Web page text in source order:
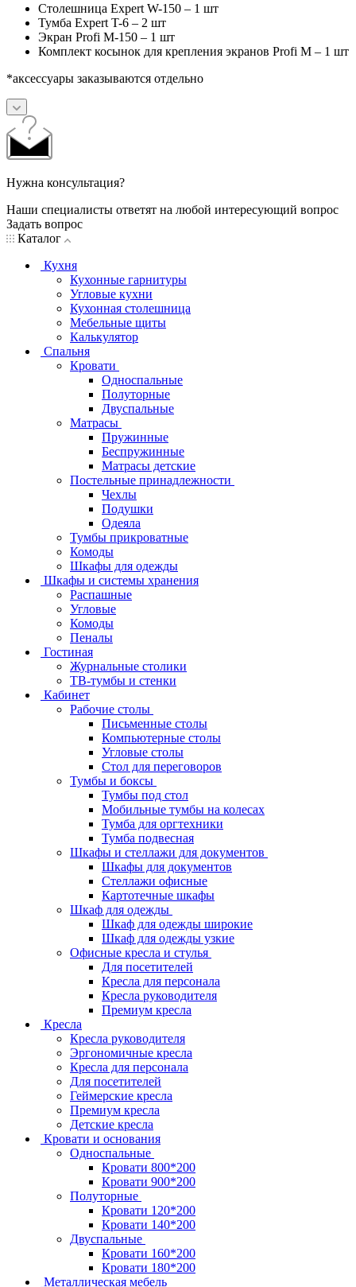
Столешница Expert W-150 – 1 шт
Тумба Expert T-6 – 2 шт
Экран Profi M-150 – 1 шт
Комплект косынок для крепления экранов Profi M – 1 шт
*аксессуары заказываются отдельно
Нужна консультация?
Наши специалисты ответят на любой интересующий вопрос
Задать вопрос
Каталог
Кухня
Кухонные гарнитуры
Угловые кухни
Кухонная столешница
Мебельные щиты
Калькулятор
Спальня
Кровати
Односпальные
Полуторные
Двуспальные
Матрасы
Пружинные
Беспружинные
Матрасы детские
Постельные принадлежности
Чехлы
Подушки
Одеяла
Тумбы прикроватные
Комоды
Шкафы для одежды
Шкафы и системы хранения
Распашные
Угловые
Комоды
Пеналы
Гостиная
Журнальные столики
ТВ‑тумбы и стенки
Кабинет
Рабочие столы
Письменные столы
Компьютерные столы
Угловые столы
Стол для переговоров
Тумбы и боксы
Тумбы под стол
Мобильные тумбы на колесах
Тумба для оргтехники
Тумба подвесная
Шкафы и стеллажи для документов
Шкафы для документов
Стеллажи офисные
Картотечные шкафы
Шкаф для одежды
Шкаф для одежды широкие
Шкаф для одежды узкие
Офисные кресла и стулья
Для посетителей
Кресла для персонала
Кресла руководителя
Премиум кресла
Кресла
Кресла руководителя
Эргономичные кресла
Кресла для персонала
Для посетителей
Геймерские кресла
Премиум кресла
Детские кресла
Кровати и основания
Односпальные
Кровати 800*200
Кровати 900*200
Полуторные
Кровати 120*200
Кровати 140*200
Двуспальные
Кровати 160*200
Кровати 180*200
Металлическая мебель